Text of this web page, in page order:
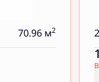
70.96 м2